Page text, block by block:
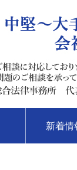
新着情